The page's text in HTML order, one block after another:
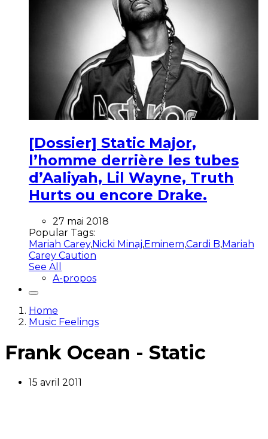
[Dossier] Static Major,
l’homme derrière les tubes
d’Aaliyah, Lil Wayne, Truth
Hurts ou encore Drake.
27 mai 2018
Popular Tags:
Mariah Carey,Nicki Minaj,Eminem,Cardi B,Mariah
Carey Caution
See All
A-propos
Home
Music Feelings
Frank Ocean - Static
15 avril 2011